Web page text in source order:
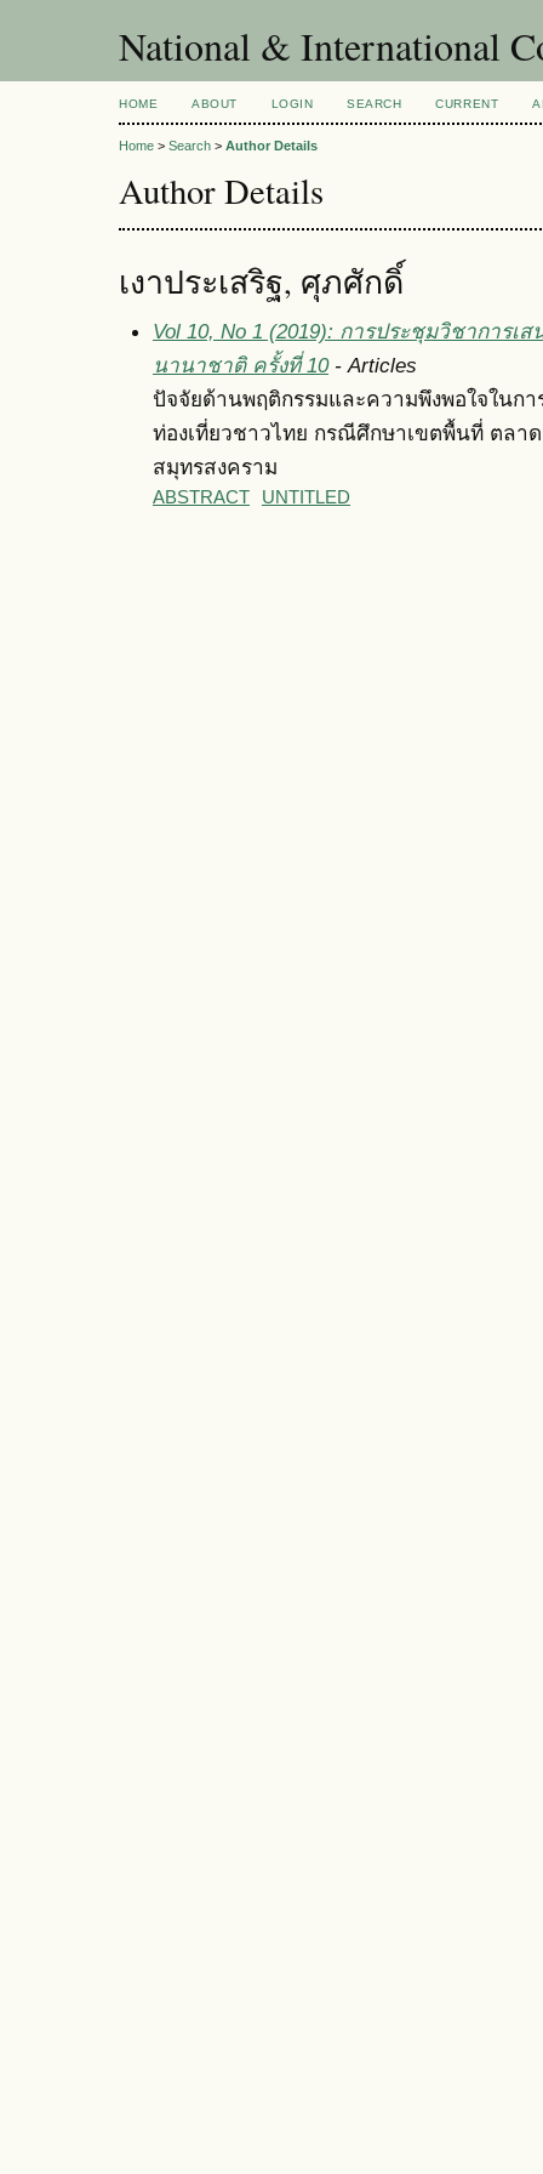
National & International
HOME ABOUT LOGIN SEARCH CURRENT
Home > Search > Author Details
Author Details
เงาประเสริฐ, ศุภศักดิ์
Vol 10, No 1 (2019): การประชุมวิชาการเ
นานาชาติ ครั้งที่ 10- Articles
ปัจจัยด้านพฤติกรรมและความพึงพอใจในก
ท่องเที่ยวชาวไทย กรณีศึกษาเขตพื้นที่ ตลา
สมุทรสงคราม
ABSTRACT UNTITLED